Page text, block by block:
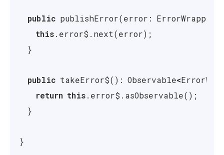
public publishError(error : ErrorWrapper
this. error$ . next(error);
}
public takeError$(): Observable<
return this. error$ . asObservable();
}
}